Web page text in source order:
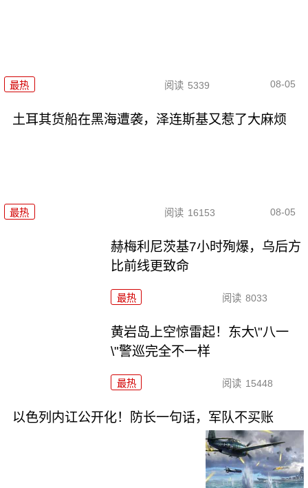
最热 阅读 5339 08-05
土耳其货船在黑海遭袭，泽连斯基又惹了大麻烦
最热 阅读 16153 08-05
赫梅利尼茨基7小时殉爆，乌后方
比前线更致命
最热 阅读 8033
黄岩岛上空惊雷起！东大\"八一
\"警巡完全不一样
最热 阅读 15448
以色列内讧公开化！防长一句话，军队不买账